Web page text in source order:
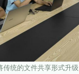
传统的文件共享形式升